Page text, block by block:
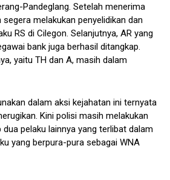
Pandeglang. Setelah menerima
melakukan penyelidikan dan
RS di Cilegon. Selanjutnya, AR yang
bank juga berhasil ditangkap.
yaitu TH dan A, masih dalam
dalam aksi kejahatan ini ternyata
Kini polisi masih melakukan
pelaku lainnya yang terlibat dalam
yang berpura-pura sebagai WNA